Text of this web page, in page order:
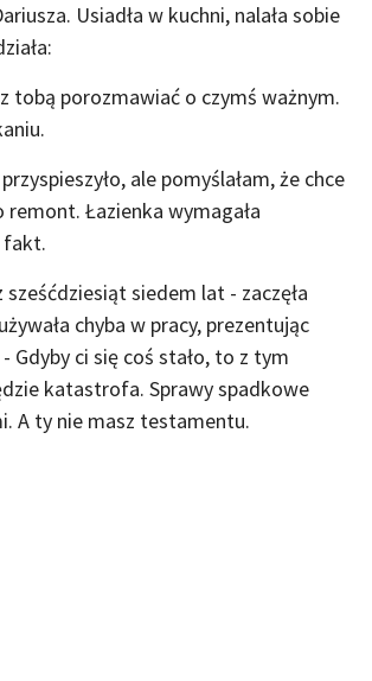
Usiadła w kuchni, nalała sobie
tobą porozmawiać o czymś ważnym.
ale pomyślałam, że chce
remont. Łazienka wymagała
fakt.
sześćdziesiąt siedem lat - zaczęła
chyba w pracy, prezentując
Gdyby ci się coś stało, to z tym
katastrofa. Sprawy spadkowe
A ty nie masz testamentu.